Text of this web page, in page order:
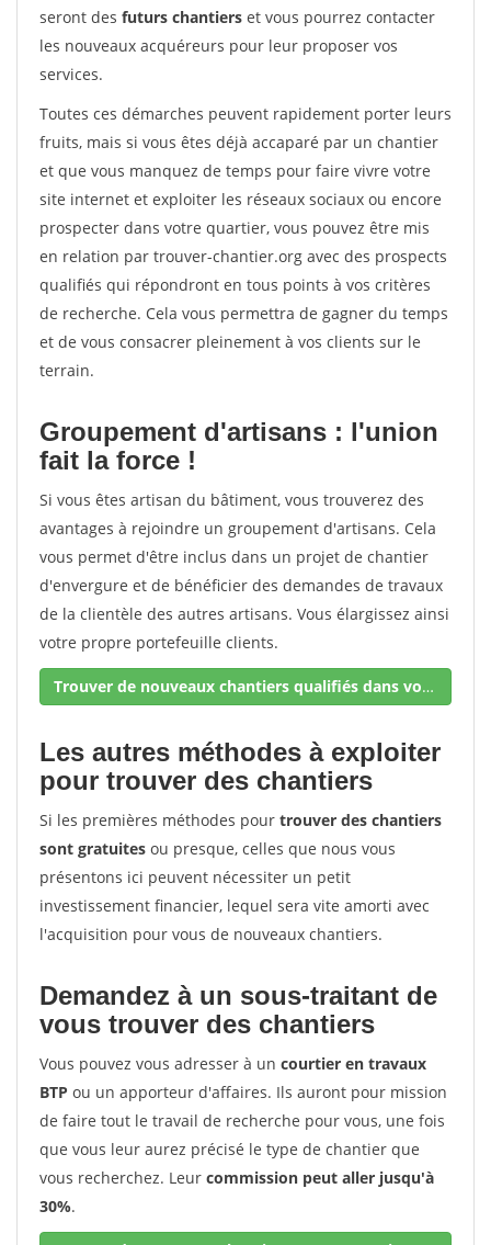
seront des futurs chantiers et vous pourrez contacter
les nouveaux acquéreurs pour leur proposer vos
services.
Toutes ces démarches peuvent rapidement porter leurs
fruits, mais si vous êtes déjà accaparé par un chantier
et que vous manquez de temps pour faire vivre votre
site internet et exploiter les réseaux sociaux ou encore
prospecter dans votre quartier, vous pouvez être mis
en relation par trouver-chantier.org avec des prospects
qualifiés qui répondront en tous points à vos critères
de recherche. Cela vous permettra de gagner du temps
et de vous consacrer pleinement à vos clients sur le
terrain.
Groupement d'artisans : l'union
fait la force !
Si vous êtes artisan du bâtiment, vous trouverez des
avantages à rejoindre un groupement d'artisans. Cela
vous permet d'être inclus dans un projet de chantier
d'envergure et de bénéficier des demandes de travaux
de la clientèle des autres artisans. Vous élargissez ainsi
votre propre portefeuille clients.
Trouver de nouveaux chantiers qualifiés dans votre secteur !
Les autres méthodes à exploiter
pour trouver des chantiers
Si les premières méthodes pour trouver des chantiers
sont gratuites ou presque, celles que nous vous
présentons ici peuvent nécessiter un petit
investissement financier, lequel sera vite amorti avec
l'acquisition pour vous de nouveaux chantiers.
Demandez à un sous-traitant de
vous trouver des chantiers
Vous pouvez vous adresser à un courtier en travaux
BTP ou un apporteur d'affaires. Ils auront pour mission
de faire tout le travail de recherche pour vous, une fois
que vous leur aurez précisé le type de chantier que
vous recherchez. Leur commission peut aller jusqu'à
30%.